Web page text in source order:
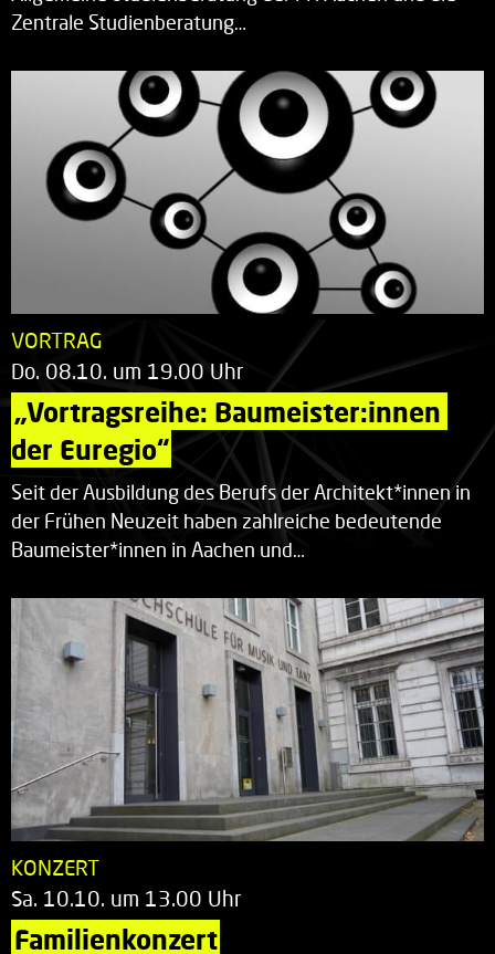
Zentrale Studienberatung…
VORTRAG
Do. 08.10. um 19.00 Uhr
„Vortragsreihe: Baumeister:innen
der Euregio“
Seit der Ausbildung des Berufs der Architekt*innen in
der Frühen Neuzeit haben zahlreiche bedeutende
Baumeister*innen in Aachen und…
KONZERT
Sa. 10.10. um 13.00 Uhr
Familienkonzert